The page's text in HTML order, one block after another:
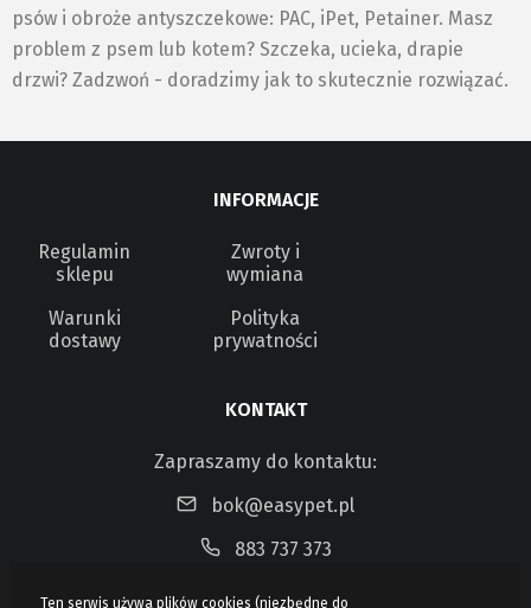
psów i obroże antyszczekowe: PAC, iPet, Petainer. Masz
problem z psem lub kotem? Szczeka, ucieka, drapie
drzwi? Zadzwoń - doradzimy jak to skutecznie rozwiązać.
INFORMACJE
Regulamin
sklepu
Warunki
dostawy
Zwroty i
wymiana
Polityka
prywatności
KONTAKT
Zapraszamy do kontaktu:
bok@easypet.pl
883 737 373
Ten serwis używa plików cookies (niezbędne do